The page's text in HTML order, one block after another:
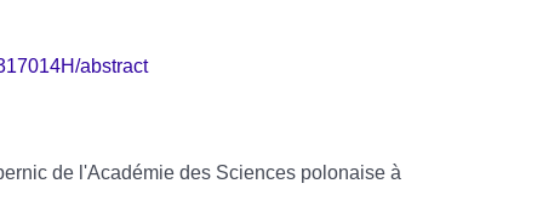
abstract
de l'Académie des Sciences polonaise à